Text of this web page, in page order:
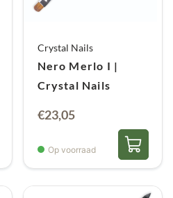
Crystal Nails
Nero Merlo I |
Crystal Nails
€23,05
Op voorraad